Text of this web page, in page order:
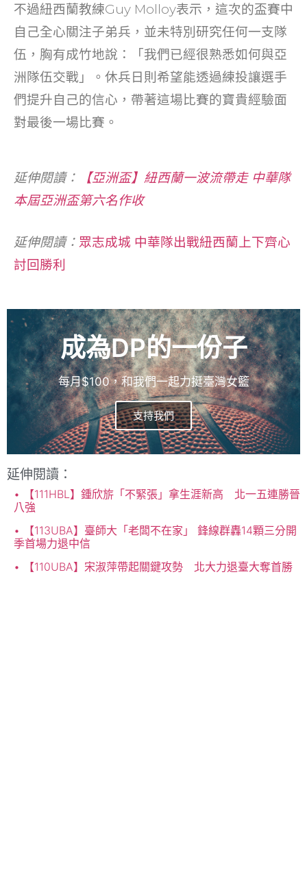
不過紐西蘭教練Guy Molloy表示，這次的盃賽中
自己全心關注子弟兵，並未特別研究任何一支隊
伍，胸有成竹地說：「我們已經很熟悉如何與亞
洲隊伍交戰」。休兵日則希望能透過練投讓選手
們提升自己的信心，帶著這場比賽的寶貴經驗面
對最後一場比賽。
延伸閱讀：
【亞洲盃】紐西蘭一波流帶走 中華隊
本屆亞洲盃第六名作收
延伸閱讀： 眾志成城 中華隊出戰紐西蘭上下齊心
討回勝利
成為DP的一份子
每月$100，和我們一起力挺臺灣女籃
支持我們
延伸閱讀：
【111HBL】鍾欣旂「不緊張」拿生涯新高 北一五連勝晉
八強
【113UBA】臺師大「老闆不在家」 鋒線群轟14顆三分開
季首場力退中信
【110UBA】宋淑萍帶起關鍵攻勢 北大力退臺大奪首勝